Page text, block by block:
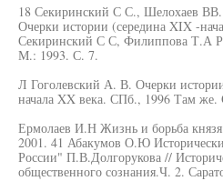
18 Секиринский С С., Шелохаев
Очерки истории (середина XIX -
Секиринский С С, Филиппова Т.А
М.: 1993. С. 7.
Л Гоголевский А. В. Очерки
начала XX века. СПб., 1996 Там же.
Ермолаев И.Н Жизнь и борьба
2001. 41 Абакумов О.Ю
России" П.В.Долгорукова //
общественного сознания.Ч. 2.